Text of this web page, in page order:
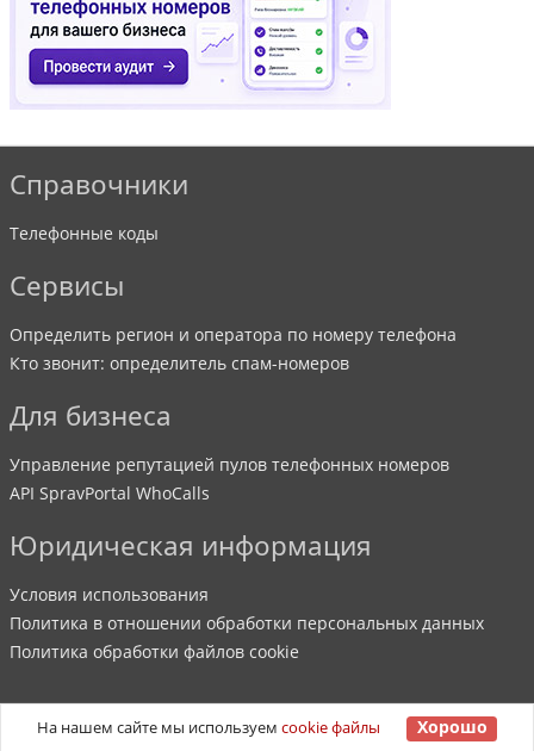
Справочники
Телефонные коды
Сервисы
Определить регион и оператора по номеру телефона
Кто звонит: определитель спам-номеров
Для бизнеса
Управление репутацией пулов телефонных номеров
API SpravPortal WhoCalls
Юридическая информация
Условия использования
Политика в отношении обработки персональных данных
Политика обработки файлов cookie
©2007-2026 SpravPortal. Все права защищены.
На нашем сайте мы используемcookie файлы Хорошо